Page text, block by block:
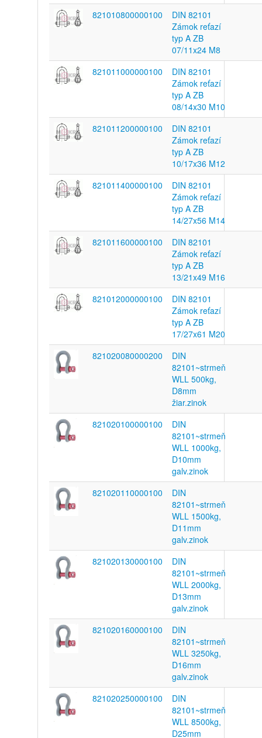
821010800000100
DIN 82101
Zámok reťazí
typ A ZB
07/11x24 M8
821011000000100
DIN 82101
Zámok reťazí
typ A ZB
08/14x30 M10
821011200000100
DIN 82101
Zámok reťazí
typ A ZB
10/17x36 M12
821011400000100
DIN 82101
Zámok reťazí
typ A ZB
14/27x56 M14
821011600000100
DIN 82101
Zámok reťazí
typ A ZB
13/21x49 M16
821012000000100
DIN 82101
Zámok reťazí
typ A ZB
17/27x61 M20
821020080000200
DIN
82101~strmeň
WLL 500kg,
D8mm
žiar.zinok
821020100000100
DIN
82101~strmeň
WLL 1000kg,
D10mm
galv.zinok
821020110000100
DIN
82101~strmeň
WLL 1500kg,
D11mm
galv.zinok
821020130000100
DIN
82101~strmeň
WLL 2000kg,
D13mm
galv.zinok
821020160000100
DIN
82101~strmeň
WLL 3250kg,
D16mm
galv.zinok
821020250000100
DIN
82101~strmeň
WLL 8500kg,
D25mm